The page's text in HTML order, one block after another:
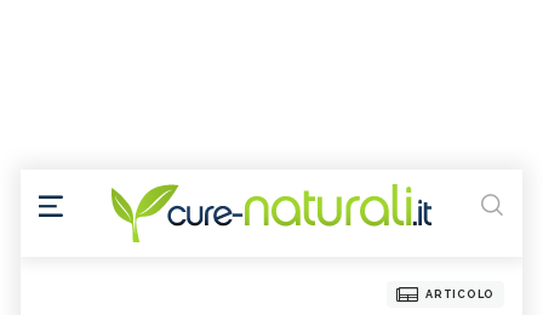
ARTICOLO